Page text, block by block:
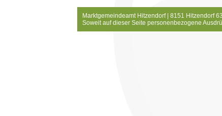
Marktgemeindeamt Hitzendorf | 8151 Hitzendorf
Soweit auf dieser Seite personenbezogene